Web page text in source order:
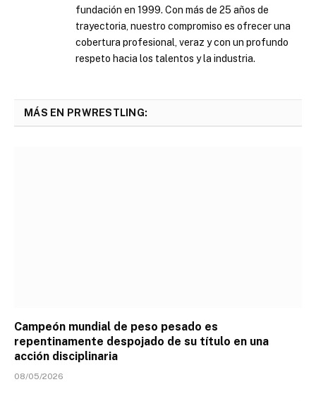
fundación en 1999. Con más de 25 años de
trayectoria, nuestro compromiso es ofrecer una
cobertura profesional, veraz y con un profundo
respeto hacia los talentos y la industria.
MÁS EN PRWRESTLING:
Campeón mundial de peso pesado es
repentinamente despojado de su título en una
acción disciplinaria
08/05/2026